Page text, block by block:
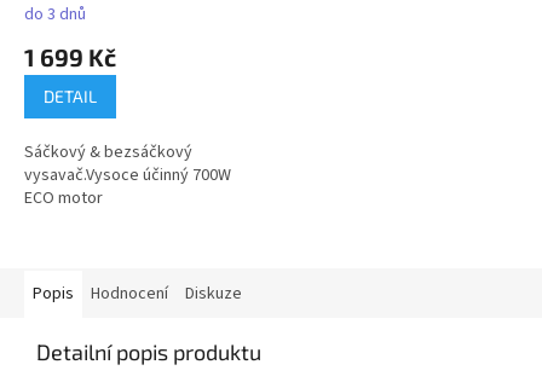
do 3 dnů
1 699 Kč
DETAIL
Sáčkový & bezsáčkový
vysavač.Vysoce účinný 700W
ECO motor
Popis Hodnocení Diskuze
Detailní popis produktu